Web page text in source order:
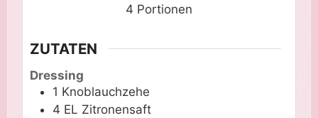
4 Portionen
ZUTATEN
Dressing
1 Knoblauchzehe
4 EL Zitronensaft